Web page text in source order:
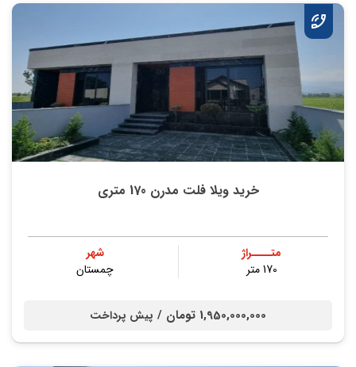
خرید ویلا فلت مدرن 170 متری
متــــراژ
170 متر
شهر
چمستان
1,950,000,000 تومان / پیش پرداخت